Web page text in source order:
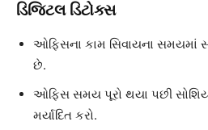
ડિજિટલ ડિટોક્સ
ઓફિસના કામ સિવાયના સમયમાં
છે.
ઓફિસ સમય પૂરો થયા પછી
મર્યાદિત કરો.